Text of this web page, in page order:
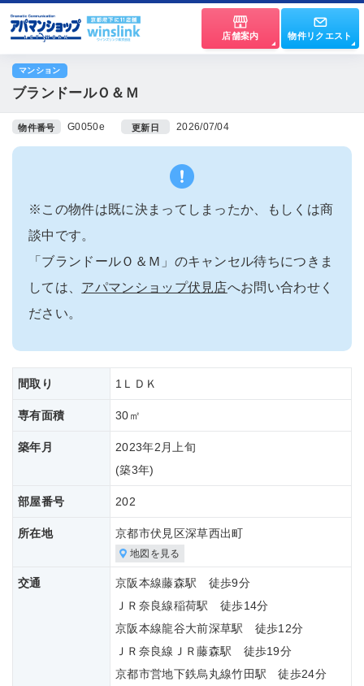
店舗案内 物件リクエスト
マンション
ブランドールＯ＆Ｍ
物件番号 G0050e 更新日 2026/07/04
※この物件は既に決まってしまったか、もしくは商
談中です。
「ブランドールＯ＆Ｍ」のキャンセル待ちにつきま
しては、 アパマンショップ伏見店へお問い合わせく
ださい。
間取り 1ＬＤＫ
専有面積 30㎡
築年月
2023年2月上旬
(築3年)
部屋番号 202
所在地 京都市伏見区深草西出町
地図を見る
交通
京阪本線藤森駅 徒歩9分
ＪＲ奈良線稲荷駅 徒歩14分
京阪本線龍谷大前深草駅 徒歩12分
ＪＲ奈良線ＪＲ藤森駅 徒歩19分
京都市営地下鉄烏丸線竹田駅 徒歩24分